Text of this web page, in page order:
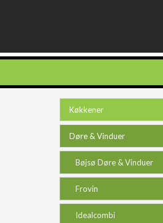
Køkkener
Døre & Vinduer
Bøjsø Døre & Vinduer
Frovin
Idealcombi